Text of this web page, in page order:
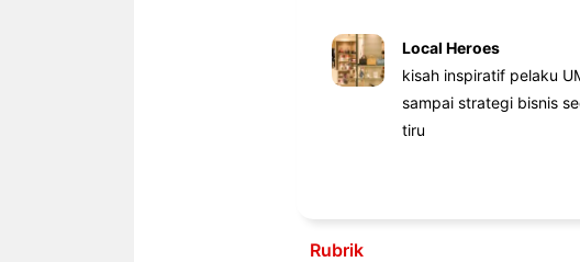
Local Heroes
kisah inspiratif pelaku
sampai strategi bisnis
tiru
Rubrik